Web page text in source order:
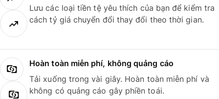
Lưu các loại tiền tệ yêu thích của bạn để kiểm tra
cách tỷ giá chuyển đổi thay đổi theo thời gian.
Hoàn toàn miễn phí, không quảng cáo
Tải xuống trong vài giây. Hoàn toàn miễn phí và
không có quảng cáo gây phiền toái.